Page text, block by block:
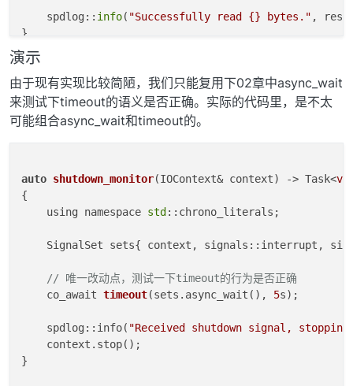
template
auto
return TimeoutAwaiter<std::decay_t
    spdlog::
info( "Successfully read {} bytes." ,
演示
由于现有实现比较简陋，我们只能复用下02章中async_wait
来测试下timeout的语义是否正确。实际的代码里，是不太
可能组合async_wait和timeout的。
auto shutdown_monitor(IOContext& context) -> Task<
{
    using namespace
std ::chrono_literals;
SignalSet sets{ context, signals::interrupt,
// 唯一改动点，测试一下timeout的行为是否正确
    co_await
timeout(sets.async_wait(), 5s) ;
    spdlog::info(
"Received shutdown signal,
    context.stop();
}